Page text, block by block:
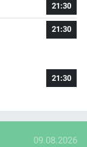
21:30
21:30
21:30
09.08.2026